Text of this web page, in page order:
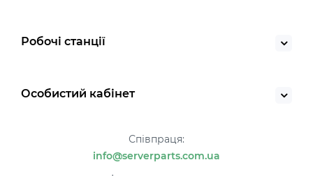
Робочі станції
Особистий кабінет
Співпраця:
info@serverparts.com.ua